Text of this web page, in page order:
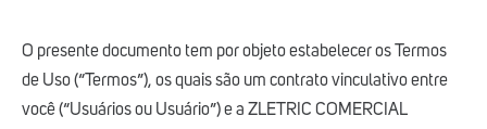
O presente documento tem por objeto estabelecer os Termos
de Uso (“Termos”), os quais são um contrato vinculativo entre
você (“Usuários ou Usuário”) e a ZLETRIC COMERCIAL